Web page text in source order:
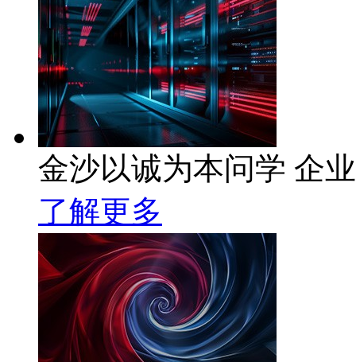
金沙以诚为本问学 企
了解更多